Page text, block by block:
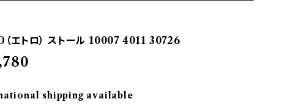
エトロ） ストール 10007 4011 30726
shipping available